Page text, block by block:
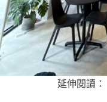
延伸閱讀：